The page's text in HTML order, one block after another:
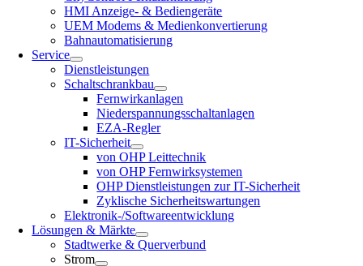
HMI Anzeige- & Bediengeräte
UEM Modems & Medienkonvertierung
Bahnautomatisierung
Service
Dienstleistungen
Schaltschrankbau
Fernwirkanlagen
Niederspannungsschaltanlagen
EZA-Regler
IT-Sicherheit
von OHP Leittechnik
von OHP Fernwirksystemen
OHP Dienstleistungen zur IT-Sicherheit
Zyklische Sicherheitswartungen
Elektronik-/Softwareentwicklung
Lösungen & Märkte
Stadtwerke & Querverbund
Strom